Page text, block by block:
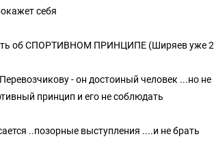
себя
об СПОРТИВНОМ ПРИНЦИПЕ (Ширяев уже 2
- он достоиный человек ...но не
принцип и его не соблюдать
..позорные выступления ....и не брать